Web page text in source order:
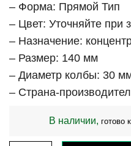
– Форма: Прямой Тип
– Цвет: Уточняйте при
– Назначение:
– Размер: 140 мм
– Диаметр колбы: 30
– Страна-
В наличии, готово